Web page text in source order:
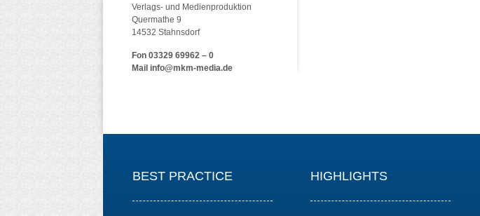
Verlags- und Medienproduktion
Quermathe 9
14532 Stahnsdorf
Fon 03329 69962 – 0
Mail info@mkm-media.de
BEST PRACTICE HIGHLIGHTS